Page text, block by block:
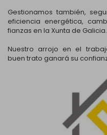
Gestionamos también,
eficiencia energética,
fianzas en la Xunta de
Nuestro arrojo en el
buen trato ganará su